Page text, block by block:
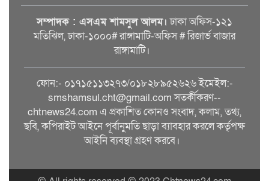
সম্পাদক : এসএম শামসুল আলম। ঢাকা অফিস-১২১
মতিঝিল, ঢাকা-১০০০# রাঙ্গামাটি-অফিস # রিজার্ভ বাজার
রাঙ্গামাটি।
ফোন:- ০১৭১৫১১৩২৭৩/০১৮২৮৯৫২৬২৬ ইমেইল:-
smshamsul.cht@gmail.com সতর্কীকরণ--
chtnews24.com এ প্রকাশিত কোনও সংবাদ, কলাম, তথ্য,
ছবি, কপিরাইট আইনে পূর্বানুমতি ছাড়া ব্যাবহার করলে কর্তৃপক্ষ
আইনি ব্যবস্থা গ্রহণ করবে।